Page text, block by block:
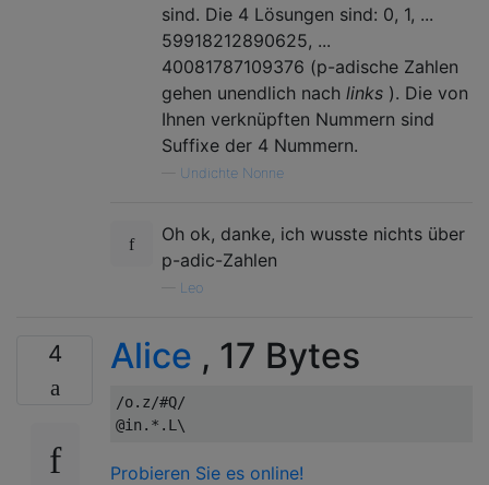
sind. Die 4 Lösungen sind: 0, 1, ...
59918212890625, ...
40081787109376 (p-adische Zahlen
gehen unendlich nach links ). Die von
Ihnen verknüpften Nummern sind
Suffixe der 4 Nummern.
Undichte Nonne
Oh ok, danke, ich wusste nichts über
p-adic-Zahlen
Leo
4 Alice , 17 Bytes
/o.z/#Q/
Probieren Sie es online!